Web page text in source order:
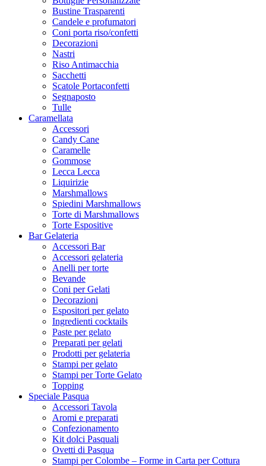
Bustine Trasparenti
Candele e profumatori
Coni porta riso/confetti
Decorazioni
Nastri
Riso Antimacchia
Sacchetti
Scatole Portaconfetti
Segnaposto
Tulle
Caramellata
Accessori
Candy Cane
Caramelle
Gommose
Lecca Lecca
Liquirizie
Marshmallows
Spiedini Marshmallows
Torte di Marshmallows
Torte Espositive
Bar Gelateria
Accessori Bar
Accessori gelateria
Anelli per torte
Bevande
Coni per Gelati
Decorazioni
Espositori per gelato
Ingredienti cocktails
Paste per gelato
Preparati per gelati
Prodotti per gelateria
Stampi per gelato
Stampi per Torte Gelato
Topping
Speciale Pasqua
Accessori Tavola
Aromi e preparati
Confezionamento
Kit dolci Pasquali
Ovetti di Pasqua
Stampi per Colombe – Forme in Carta per Cottura